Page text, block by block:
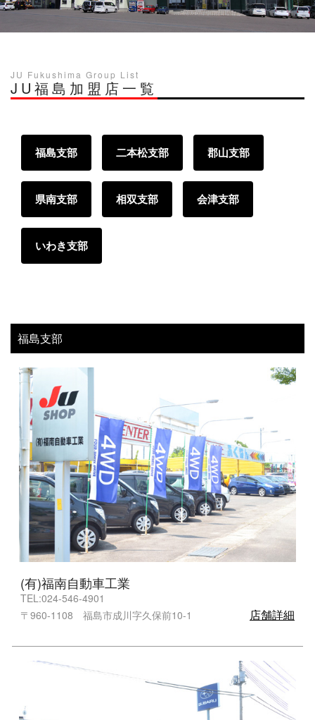
JU Fukushima Group List
JU福島加盟店一覧
福島支部 二本松支部 郡山支部
県南支部 相双支部 会津支部
いわき支部
福島支部
(有)福南自動車工業
TEL:024-546-4901
〒960-1108 福島市成川字久保前10-1
店舗詳細